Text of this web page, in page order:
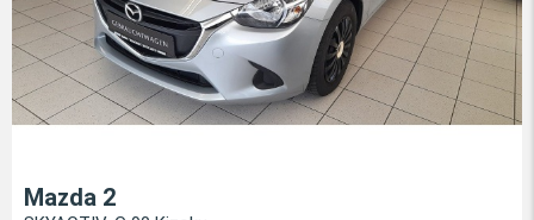
Mazda 2